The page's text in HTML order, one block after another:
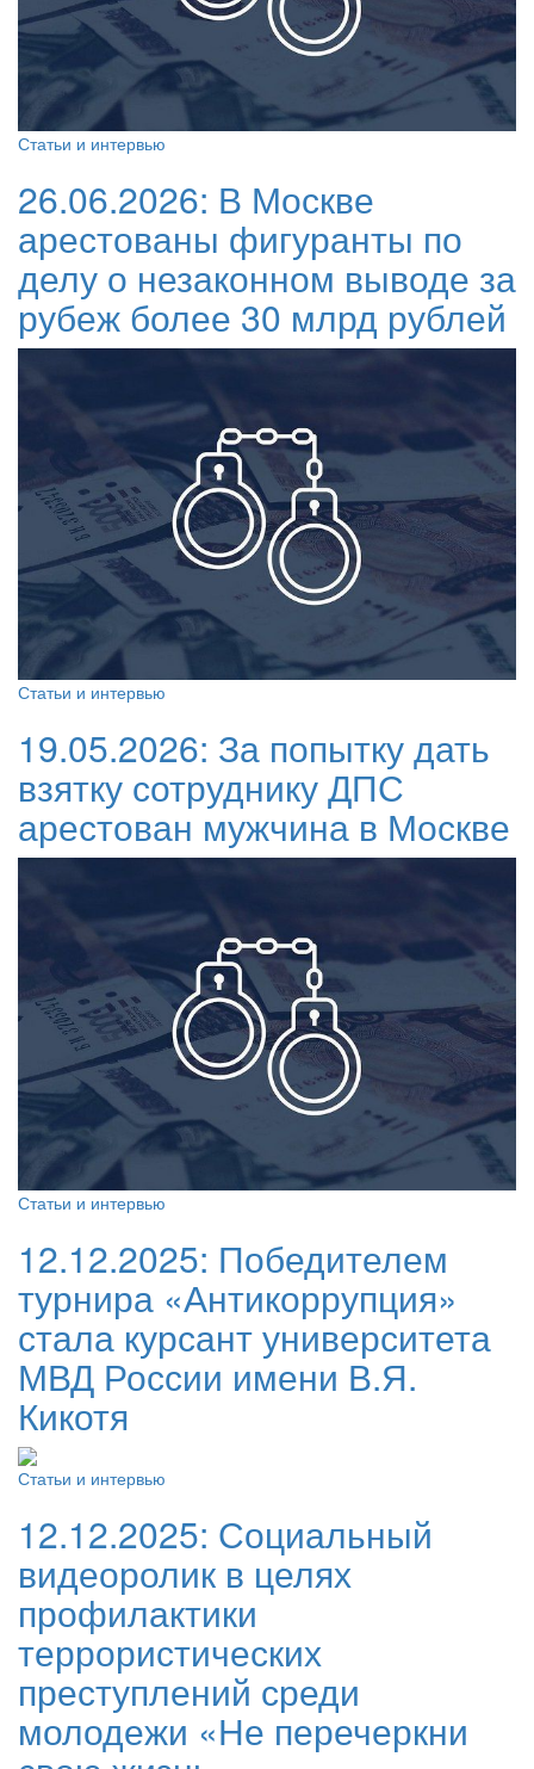
Статьи и интервью
26.06.2026: В Москве
арестованы фигуранты по
делу о незаконном выводе за
рубеж более 30 млрд рублей
Статьи и интервью
19.05.2026: За попытку дать
взятку сотруднику ДПС
арестован мужчина в Москве
Статьи и интервью
12.12.2025: Победителем
турнира «Антикоррупция»
стала курсант университета
МВД России имени В.Я.
Кикотя
Статьи и интервью
12.12.2025: Социальный
видеоролик в целях
профилактики
террористических
преступлений среди
молодежи «Не перечеркни